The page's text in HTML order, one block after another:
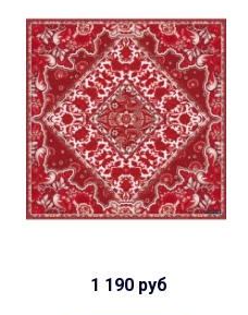
1 190 руб